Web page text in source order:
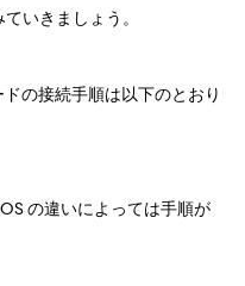
いきましょう。
の接続手順は以下のとおり
の違いによっては手順が